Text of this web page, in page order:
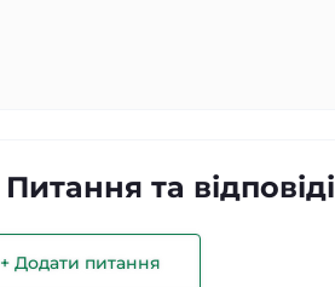
Питання та відповіді
+ Додати питання